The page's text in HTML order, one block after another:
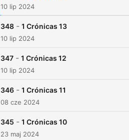
10 lip 2024
348 - 1 Crónicas 13
10 lip 2024
347 - 1 Crónicas 12
10 lip 2024
346 - 1 Crónicas 11
08 cze 2024
345 - 1 Crónicas 10
23 maj 2024